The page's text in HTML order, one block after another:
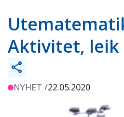
Aktivitet,
NYHET /22.05.2020